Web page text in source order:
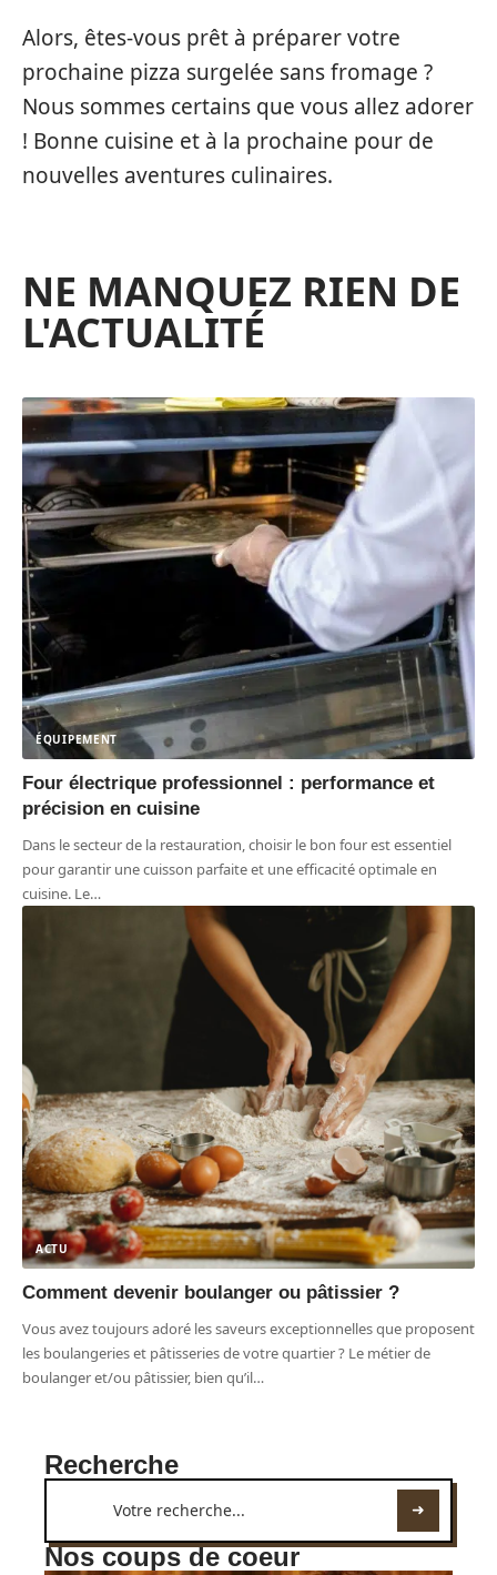
Alors, êtes-vous prêt à préparer votre
prochaine pizza surgelée sans fromage ?
Nous sommes certains que vous allez adorer
! Bonne cuisine et à la prochaine pour de
nouvelles aventures culinaires.
NE MANQUEZ RIEN DE
L'ACTUALITÉ
ÉQUIPEMENT
Four électrique professionnel : performance et
précision en cuisine
Dans le secteur de la restauration, choisir le bon four est essentiel
pour garantir une cuisson parfaite et une efficacité optimale en
cuisine. Le…
ACTU
Comment devenir boulanger ou pâtissier ?
Vous avez toujours adoré les saveurs exceptionnelles que proposent
les boulangeries et pâtisseries de votre quartier ? Le métier de
boulanger et/ou pâtissier, bien qu’il…
Recherche
Nos coups de coeur